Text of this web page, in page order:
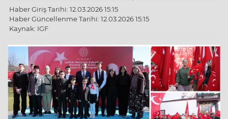
Haber Giriş Tarihi: 12.03.2026 15:15
Haber Güncellenme Tarihi: 12.03.2026 15:15
Kaynak: IGF